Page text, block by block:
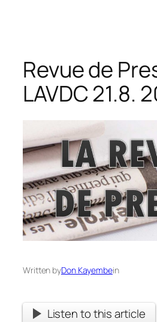
Revue de
LAVDC 21.8.
Written byDon Kayembein
Listen to this article